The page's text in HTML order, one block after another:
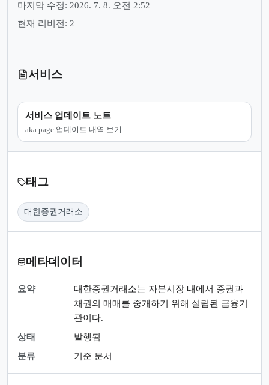
마지막 수정: 2026. 7. 8. 오전 2:52
현재 리비전: 2
서비스
서비스 업데이트 노트
aka.page 업데이트 내역 보기
태그
대한증권거래소
메타데이터
요약
대한증권거래소는 자본시장 내에서 증권과
채권의 매매를 중개하기 위해 설립된 금융기
관이다.
상태
발행됨
분류
기준 문서